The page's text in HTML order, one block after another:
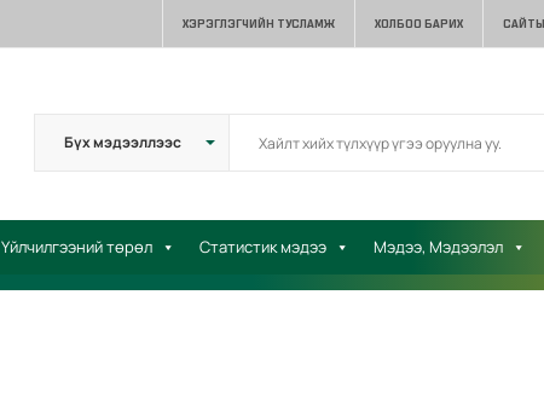
ХЭРЭГЛЭГЧИЙН ТУСЛАМЖ ХОЛБОО БАРИХ
Үйлчилгээний төрөл Статистик мэдээ Мэдээ, Мэдээлэл